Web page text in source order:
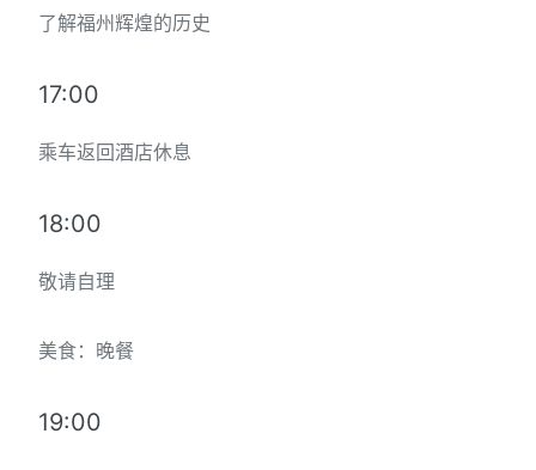
了解福州辉煌的历史
17:00
乘车返回酒店休息
18:00
敬请自理
美食：晚餐
19:00